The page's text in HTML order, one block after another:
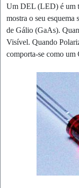
Um DEL (LED) é um
mostra o seu
de Gálio (GaAs).
Visível. Quando
comporta-se como um